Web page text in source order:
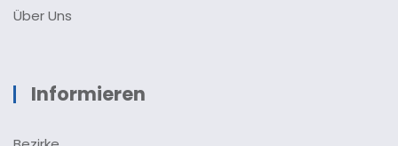
Über Uns
Informieren